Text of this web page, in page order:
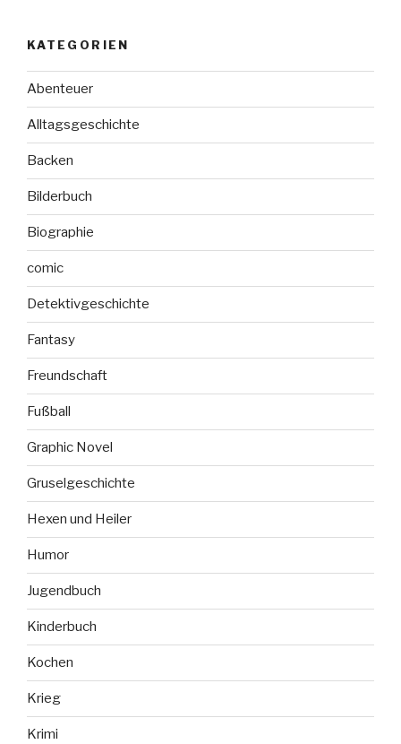
KATEGORIEN
Abenteuer
Alltagsgeschichte
Backen
Bilderbuch
Biographie
comic
Detektivgeschichte
Fantasy
Freundschaft
Fußball
Graphic Novel
Gruselgeschichte
Hexen und Heiler
Humor
Jugendbuch
Kinderbuch
Kochen
Krieg
Krimi